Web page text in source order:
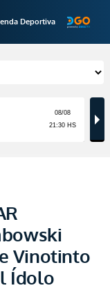
Deportiva
Vinotinto
Ídolo